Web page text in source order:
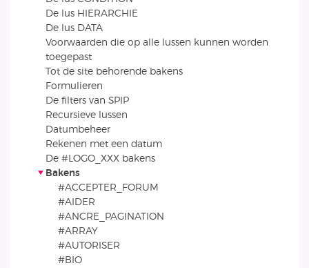
De lus HIERARCHIE
De lus DATA
Voorwaarden die op alle lussen kunnen worden
toegepast
Tot de site behorende bakens
Formulieren
De filters van SPIP
Recursieve lussen
Datumbeheer
Rekenen met een datum
De #LOGO_XXX bakens
Bakens
#ACCEPTER_FORUM
#AIDER
#ANCRE_PAGINATION
#ARRAY
#AUTORISER
#BIO